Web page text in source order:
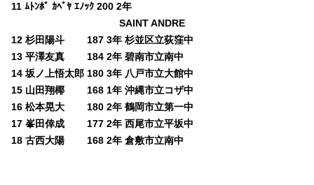
11 ﾑﾄﾝﾎﾞ ｶﾍﾞﾔ ｴﾉｯｸ 200 2年
SAINT ANDRE
12 杉田陽斗 187 3年 杉並区立荻窪中
13 平澤友真 184 2年 碧南市立南中
14 坂ノ上悟太郎 180 3年 八戸市立大館中
15 山田翔椰 168 1年 沖縄市立コザ中
16 松本晃大 180 2年 鶴岡市立第一中
17 峯田倖成 177 2年 西尾市立平坂中
18 古西大陽 168 2年 倉敷市立南中